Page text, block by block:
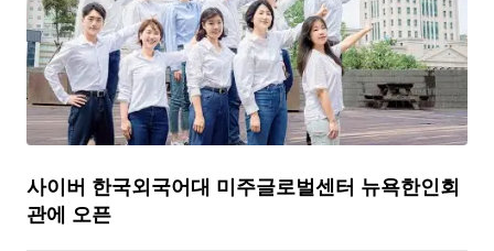
사이버 한국외국어대 미주글로벌센터 뉴욕한인회
관에 오픈